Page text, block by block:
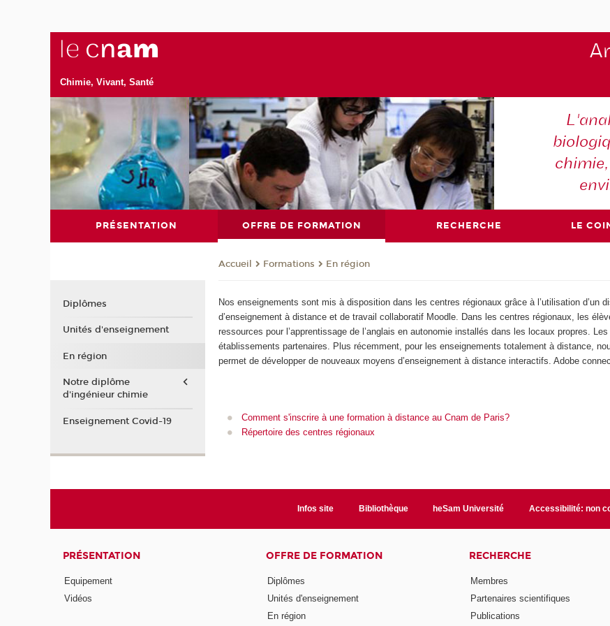
Chimie, Vivant, Santé
envi
PRÉSENTATION OFFRE DE FORMATION RECHERCHE LE
Accueil Formations En région
Nos enseignements sont mis à disposition dans les centres régionaux grâce à l’utilisation d’un
d’enseignement à distance et de travail collaboratif Moodle. Dans les centres régionaux, les
ressources pour l’apprentissage de l’anglais en autonomie installés dans les locaux propres.
établissements partenaires. Plus récemment, pour les enseignements totalement à distance,
permet de développer de nouveaux moyens d’enseignement à distance interactifs. Adobe
Comment s'inscrire à une formation à distance au Cnam de Paris?
Répertoire des centres régionaux
Diplômes
Unités d'enseignement
En région
Notre diplôme
d'ingénieur chimie
Enseignement Covid-19
Infos site Bibliothèque heSam Université Accessibilité: non
PRÉSENTATION
Equipement
Vidéos
OFFRE DE FORMATION
Diplômes
Unités d'enseignement
En région
RECHERCHE
Membres
Partenaires scientifiques
Publications